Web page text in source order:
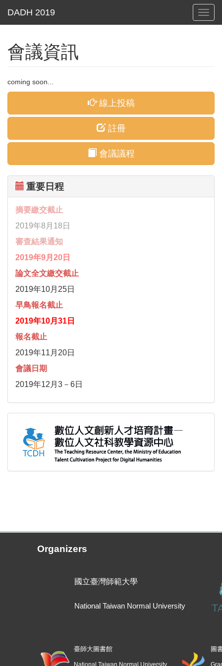
會議資訊
coming soon...
線上投稿
註冊
會議議程
重要日程
摘要繳交截止
2019年8月18日
審查結果通知
2019年9月20日
論文全文繳交截止
2019年10月25日
早鳥報名截止
2019年10月31日
報名截止
2019年11月20日
會議日期
2019年12月3－6日
Organizers
國立臺灣師範大學
National Taiwan Normal University
臺師大圖書館
National Taiwan Normal University
圖